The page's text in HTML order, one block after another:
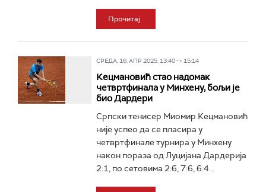
Прочитај
СРЕДА, 16. АПР 2025, 13:40 -> 15:14
Кецмановић стао надомак
четвртфинала у Минхену, бољи је
био Дардери
Српски тенисер Миомир Кецмановић
није успео да се пласира у
четвртфинале турнира у Минхену
након пораза од Луцијана Дардерија
2:1, по сетовима 2:6, 7:6, 6:4...